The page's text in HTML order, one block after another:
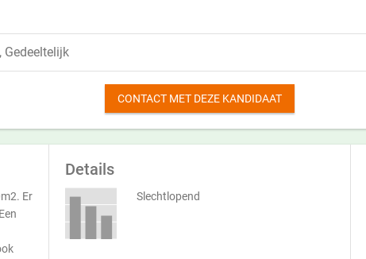
Gedeeltelijk
CONTACT MET DEZE KANDIDAAT
Er
Details
Slechtlopend